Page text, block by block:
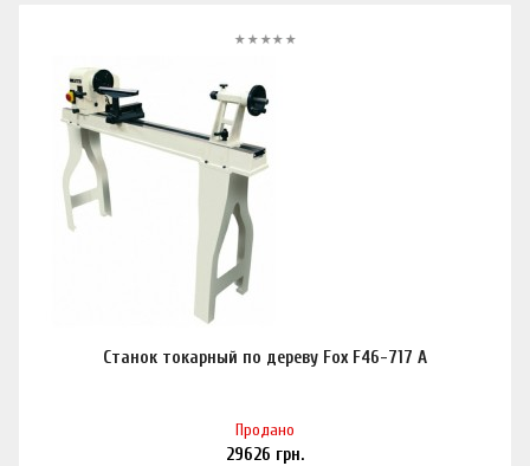
Станок токарный по дереву Fox F46-717 A
Продано
29626 грн.